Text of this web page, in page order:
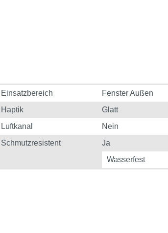
Einsatzbereich Fenster Außen
Haptik Glatt
Luftkanal Nein
Schmutzresistent Ja
Wasserfest